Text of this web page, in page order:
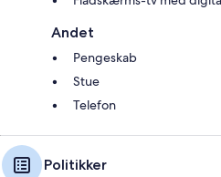
Andet
Pengeskab
Stue
Telefon
Politikker